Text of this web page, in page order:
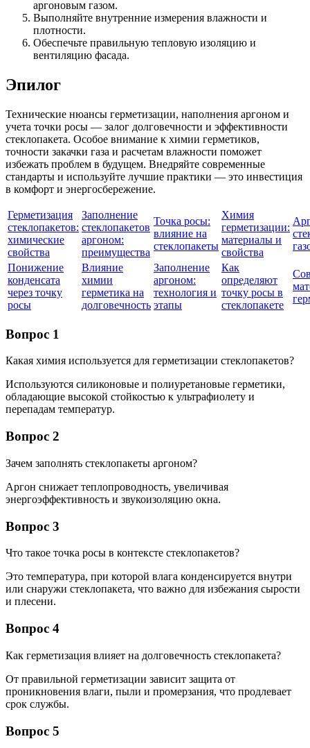
аргоновым газом.
Выполняйте внутренние измерения влажности и
плотности.
Обеспечьте правильную тепловую изоляцию и
вентиляцию фасада.
Эпилог
Технические нюансы герметизации, наполнения аргоном и
учета точки росы — залог долговечности и эффективности
стеклопакета. Особое внимание к химии герметиков,
точности закачки газа и расчетам влажности поможет
избежать проблем в будущем. Внедряйте современные
стандарты и используйте лучшие практики — это инвестиция
в комфорт и энергосбережение.
Герметизация
стеклопакетов:
химические
свойства
Заполнение
стеклопакетов
аргоном:
преимущества
Точка росы:
влияние на
стеклопакеты
Химия
герметизации:
материалы и
свойства
Понижение
конденсата
через точку
росы
Влияние
химии
герметика на
долговечность
Заполнение
аргоном:
технология и
этапы
Как
определяют
точку росы в
стеклопакете
Вопрос 1
Какая химия используется для герметизации стеклопакетов?
Используются силиконовые и полиуретановые герметики,
обладающие высокой стойкостью к ультрафиолету и
перепадам температур.
Вопрос 2
Зачем заполнять стеклопакеты аргоном?
Аргон снижает теплопроводность, увеличивая
энергоэффективность и звукоизоляцию окна.
Вопрос 3
Что такое точка росы в контексте стеклопакетов?
Это температура, при которой влага конденсируется внутри
или снаружи стеклопакета, что важно для избежания сырости
и плесени.
Вопрос 4
Как герметизация влияет на долговечность стеклопакета?
От правильной герметизации зависит защита от
проникновения влаги, пыли и промерзания, что продлевает
срок службы.
Вопрос 5